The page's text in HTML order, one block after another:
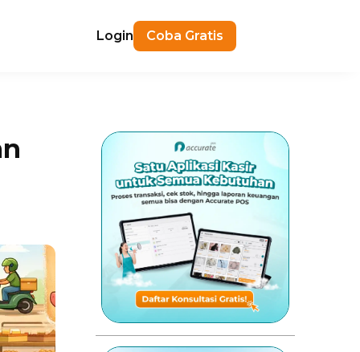
Login Coba Gratis